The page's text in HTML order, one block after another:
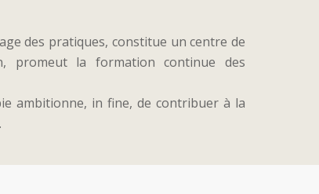
des pratiques, constitue un centre de
promeut la formation continue des
ambitionne, in fine, de contribuer à la